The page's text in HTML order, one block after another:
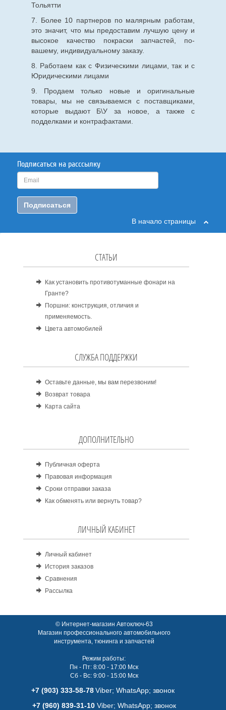
Тольятти
7. Более 10 партнеров по малярным работам,
это значит, что мы предоставим лучшую цену и
высокое качество покраски запчастей, по-
вашему, индивидуальному заказу.
8. Работаем как с Физическими лицами, так и с
Юридическими лицами
9. Продаем только новые и оригинальные
товары, мы не связываемся с поставщиками,
которые выдают Б\У за новое, а также с
подделками и контрафактами.
Подписаться на расссылку
Подписаться
В начало страницы
СТАТЬИ
Как установить противотуманные фонари на
Гранте?
Поршни: конструкция, отличия и
применяемость.
Цвета автомобилей
СЛУЖБА ПОДДЕРЖКИ
Оставьте данные, мы вам перезвоним!
Возврат товара
Карта сайта
ДОПОЛНИТЕЛЬНО
Публичная оферта
Правовая информация
Сроки отправки заказа
Как обменять или вернуть товар?
ЛИЧНЫЙ КАБИНЕТ
Личный кабинет
История заказов
Сравнения
Рассылка
© Интернет-магазин Автоключ-63
Магазин профессионального автомобильного
инструмента, тюнинга и запчастей
Режим работы:
Пн - Пт: 8:00 - 17:00 Мск
Сб - Вс: 9:00 - 15:00 Мск
+7 (903) 333-58-78 Viber; WhatsАpp; звонок
+7 (960) 839-31-10Viber; WhatsАpp; звонок